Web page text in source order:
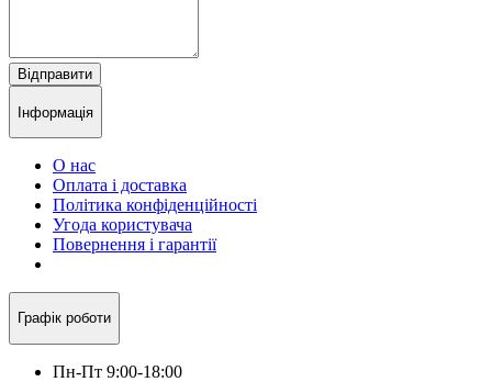
Відправити
Інформація
О нас
Оплата і доставка
Політика конфіденційності
Угода користувача
Повернення і гарантії
Графік роботи
Пн-Пт 9:00-18:00